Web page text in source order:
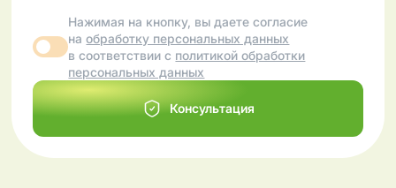
Нажимая на кнопку, вы даете согласие
наобработку персональных данных
в соответствии с политикой обработки
персональных данных
Консультация